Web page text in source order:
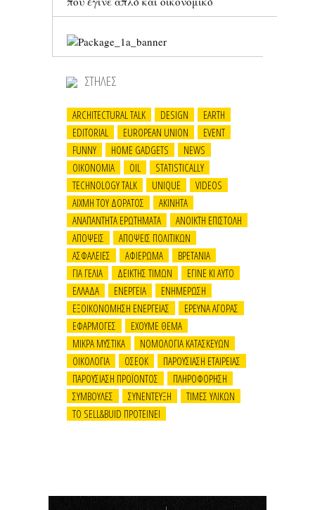
ΣΤΗΛΕΣ
ARCHITECTURAL TALK DESIGN
EARTH
EDITORIAL
EUROPEAN UNION
EVENT
FUNNY
HOME GADGETS
NEWS
OIKONOMIA
OIL
STATISTICALLY
TECHNOLOGY TALK
UNIQUE
VIDEOS
ΑΙΧΜΗ ΤΟΥ ΔΟΡΑΤΟΣ
ΑΚΙΝΗΤΑ
ΑΝΑΠΑΝΤΗΤΑ ΕΡΩΤΗΜΑΤΑ
ΑΝΟΙΚΤΗ ΕΠΙΣΤΟΛΗ
ΑΠΟΨΕΙΣ
ΑΠΟΨΕΙΣ ΠΟΛΙΤΙΚΩΝ
ΑΣΦΑΛΕΙΕΣ
ΑΦΙΕΡΩΜΑ
ΒΡΕΤΑΝΙΑ
ΓΙΑ ΓΕΛΙΑ
ΔΕΙΚΤΗΣ ΤΙΜΩΝ
ΕΓΙΝΕ ΚΙ ΑΥΤΟ
ΕΛΛΑΔΑ
ΕΝΕΡΓΕΙΑ
ΕΝΗΜΕΡΩΣΗ
ΕΞΟΙΚΟΝΟΜΗΣΗ ΕΝΕΡΓΕΙΑΣ
ΕΡΕΥΝΑ ΑΓΟΡΑΣ
ΕΦΑΡΜΟΓΕΣ
ΕΧΟΥΜΕ ΘΕΜΑ
ΜΙΚΡΑ ΜΥΣΤΙΚΑ
ΝΟΜΟΛΟΓΙΑ ΚΑΤΑΣΚΕΥΩΝ
ΟΙΚΟΛΟΓΙΑ
ΟΣΕΟΚ
ΠΑΡΟΥΣΙΑΣΗ ΕΤΑΙΡΕΙΑΣ
ΠΑΡΟΥΣΙΑΣΗ ΠΡΟΪΟΝΤΟΣ
ΠΛΗΡΟΦΟΡΗΣΗ
ΣΥΜΒΟΥΛΕΣ
ΣΥΝΕΝΤΕΥΞΗ
ΤΙΜΕΣ ΥΛΙΚΩΝ
ΤΟ SELL&BUID ΠΡΟΤΕΙΝΕΙ